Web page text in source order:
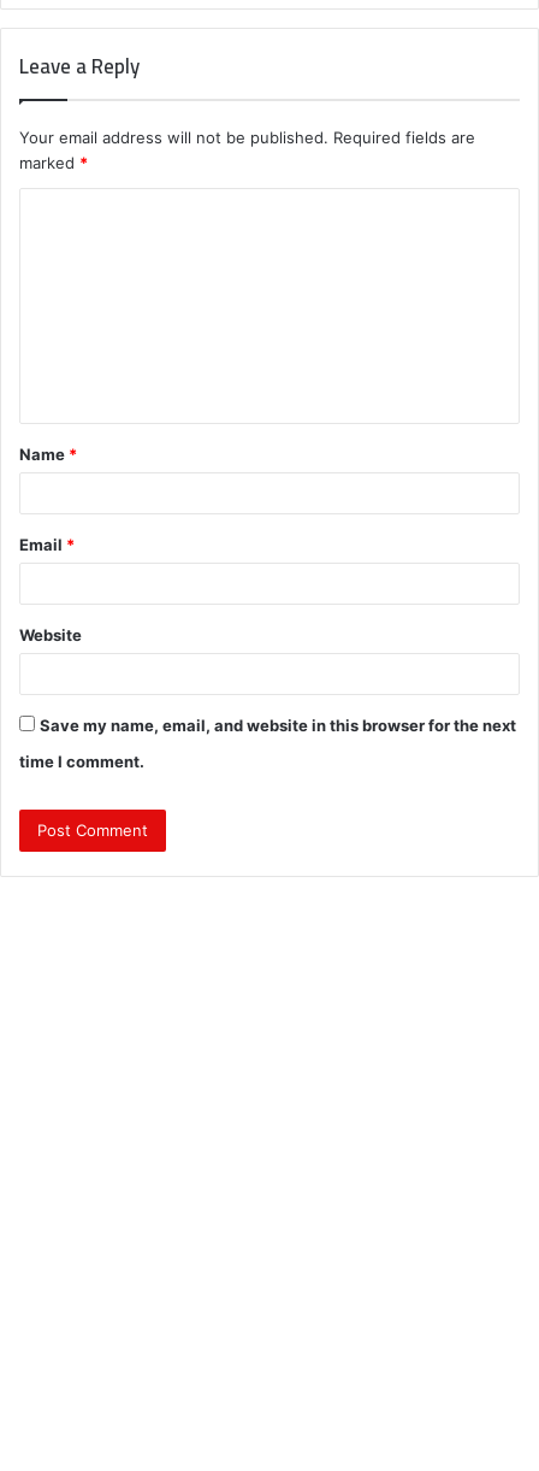
Leave a Reply
Your email address will not be published. Required fields are
marked *
t
*
Name *
Email *
Website
Save my name, email, and website in this browser for the next
time I comment.